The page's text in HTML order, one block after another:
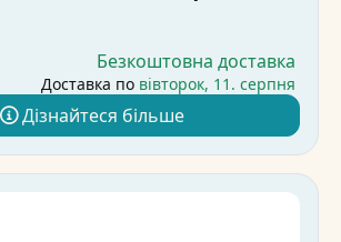
Безкоштовна доставка
Доставка по вівторок, 11. серпня
Дізнайтеся більше